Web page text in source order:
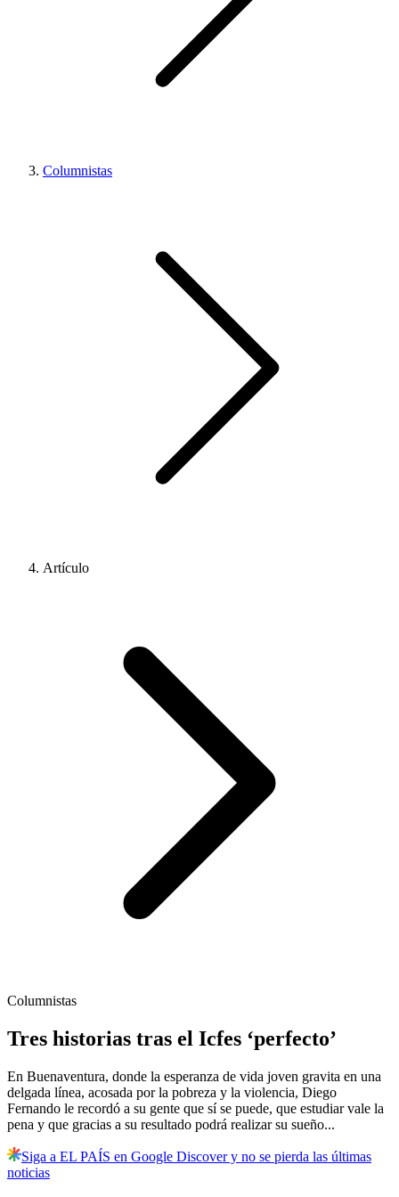
Columnistas
Artículo
Columnistas
Tres historias tras el Icfes ‘perfecto’
En Buenaventura, donde la esperanza de vida joven gravita en una
delgada línea, acosada por la pobreza y la violencia, Diego
Fernando le recordó a su gente que sí se puede, que estudiar vale la
pena y que gracias a su resultado podrá realizar su sueño...
Siga a EL PAÍS en Google Discover y no se pierda las últimas
noticias